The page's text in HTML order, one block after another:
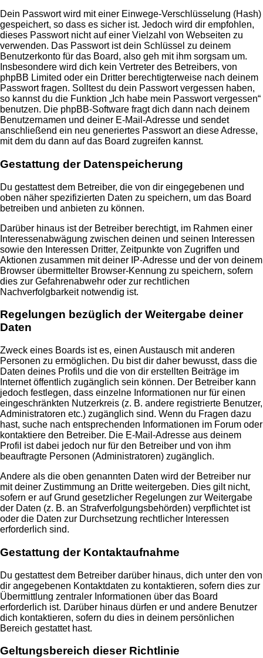
Dein Passwort wird mit einer Einwege-Verschlüsselung (Hash)
gespeichert, so dass es sicher ist. Jedoch wird dir empfohlen,
dieses Passwort nicht auf einer Vielzahl von Webseiten zu
verwenden. Das Passwort ist dein Schlüssel zu deinem
Benutzerkonto für das Board, also geh mit ihm sorgsam um.
Insbesondere wird dich kein Vertreter des Betreibers, von
phpBB Limited oder ein Dritter berechtigterweise nach deinem
Passwort fragen. Solltest du dein Passwort vergessen haben,
so kannst du die Funktion „Ich habe mein Passwort vergessen“
benutzen. Die phpBB-Software fragt dich dann nach deinem
Benutzernamen und deiner E-Mail-Adresse und sendet
anschließend ein neu generiertes Passwort an diese Adresse,
mit dem du dann auf das Board zugreifen kannst.
Gestattung der Datenspeicherung
Du gestattest dem Betreiber, die von dir eingegebenen und
oben näher spezifizierten Daten zu speichern, um das Board
betreiben und anbieten zu können.
Darüber hinaus ist der Betreiber berechtigt, im Rahmen einer
Interessenabwägung zwischen deinen und seinen Interessen
sowie den Interessen Dritter, Zeitpunkte von Zugriffen und
Aktionen zusammen mit deiner IP-Adresse und der von deinem
Browser übermittelter Browser-Kennung zu speichern, sofern
dies zur Gefahrenabwehr oder zur rechtlichen
Nachverfolgbarkeit notwendig ist.
Regelungen bezüglich der Weitergabe deiner
Daten
Zweck eines Boards ist es, einen Austausch mit anderen
Personen zu ermöglichen. Du bist dir daher bewusst, dass die
Daten deines Profils und die von dir erstellten Beiträge im
Internet öffentlich zugänglich sein können. Der Betreiber kann
jedoch festlegen, dass einzelne Informationen nur für einen
eingeschränkten Nutzerkreis (z. B. andere registrierte Benutzer,
Administratoren etc.) zugänglich sind. Wenn du Fragen dazu
hast, suche nach entsprechenden Informationen im Forum oder
kontaktiere den Betreiber. Die E-Mail-Adresse aus deinem
Profil ist dabei jedoch nur für den Betreiber und von ihm
beauftragte Personen (Administratoren) zugänglich.
Andere als die oben genannten Daten wird der Betreiber nur
mit deiner Zustimmung an Dritte weitergeben. Dies gilt nicht,
sofern er auf Grund gesetzlicher Regelungen zur Weitergabe
der Daten (z. B. an Strafverfolgungsbehörden) verpflichtet ist
oder die Daten zur Durchsetzung rechtlicher Interessen
erforderlich sind.
Gestattung der Kontaktaufnahme
Du gestattest dem Betreiber darüber hinaus, dich unter den von
dir angegebenen Kontaktdaten zu kontaktieren, sofern dies zur
Übermittlung zentraler Informationen über das Board
erforderlich ist. Darüber hinaus dürfen er und andere Benutzer
dich kontaktieren, sofern du dies in deinem persönlichen
Bereich gestattet hast.
Geltungsbereich dieser Richtlinie